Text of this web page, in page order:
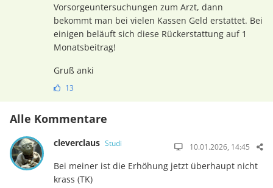
Vorsorgeuntersuchungen zum Arzt, dann
bekommt man bei vielen Kassen Geld erstattet. Bei
einigen beläuft sich diese Rückerstattung auf 1
Monatsbeitrag!
Gruß anki
13
Alle Kommentare
cleverclaus Studi 10.01.2026, 14:45
Bei meiner ist die Erhöhung jetzt überhaupt nicht
krass (TK)